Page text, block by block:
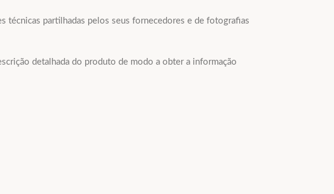
técnicas partilhadas pelos seus fornecedores e de fotografias
detalhada do produto de modo a obter a informação